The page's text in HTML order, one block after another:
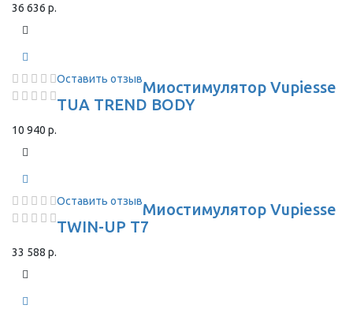
36 636 р.
Оставить отзывМиостимулятор Vupiesse
TUA TREND BODY
10 940 р.
Оставить отзывМиостимулятор Vupiesse
TWIN-UP T7
33 588 р.